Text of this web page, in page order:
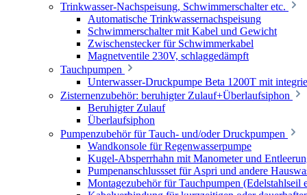
Trinkwasser-Nachspeisung, Schwimmerschalter etc.
Automatische Trinkwassernachspeisung
Schwimmerschalter mit Kabel und Gewicht
Zwischenstecker für Schwimmerkabel
Magnetventile 230V, schlaggedämpft
Tauchpumpen
Unterwasser-Druckpumpe Beta 1200T mit
Zisternenzubehör: beruhigter Zulauf+Überlaufsiphon
Beruhigter Zulauf
Überlaufsiphon
Pumpenzubehör für Tauch- und/oder Druckpumpen
Wandkonsole für Regenwasserpumpe
Kugel-Absperrhahn mit Manometer und
Pumpenanschlussset für Aspri und andere
Montagezubehör für Tauchpumpen (Edelstahlseil